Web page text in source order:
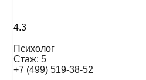
4.3
Психолог
Стаж: 5
+7 (499) 519-38-52